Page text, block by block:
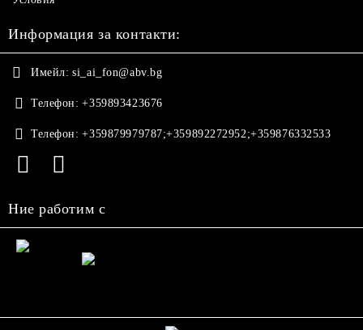
Информация за контакти:
Имейл: si_ai_fon@abv.bg
Телефон: +359893423676
Телефон: +359879979787;+359892272952;+359876332533
Ние работим с